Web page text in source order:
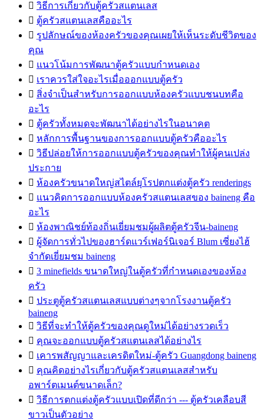
 วิธีการเกี่ยวกับตู้ครัวสแตนเลส
 ตู้ครัวสแตนเลสคืออะไร
 รูปลักษณ์ของห้องครัวของคุณเผยให้เห็นระดับชีวิตของ
คุณ
 แนวโน้มการพัฒนาตู้ครัวแบบกำหนดเอง
 เราควรใส่ใจอะไรเมื่อออกแบบตู้ครัว
 สิ่งจำเป็นสำหรับการออกแบบห้องครัวแบบชนบทคือ
อะไร
 ตู้ครัวทั้งหมดจะพัฒนาได้อย่างไรในอนาคต
 หลักการพื้นฐานของการออกแบบตู้ครัวคืออะไร
 วิธีปล่อยให้การออกแบบตู้ครัวของคุณทำให้ผู้คนเปล่ง
ประกาย
 ห้องครัวขนาดใหญ่สไตล์ยุโรปตกแต่งตู้ครัว renderings
 แนวคิดการออกแบบห้องครัวสแตนเลสของ baineng คือ
อะไร
 ห้องพาณิชย์ท้องถิ่นเยี่ยมชมผู้ผลิตตู้ครัวจีน-baineng
 ผู้จัดการทั่วไปของฮาร์ดแวร์เฟอร์นิเจอร์ Blum เซี่ยงไฮ้
จำกัดเยี่ยมชม baineng
 3 minefields ขนาดใหญ่ในตู้ครัวที่กำหนดเองของห้อง
ครัว
 ประตูตู้ครัวสแตนเลสแบบต่างๆจากโรงงานตู้ครัว
baineng
 วิธีที่จะทำให้ตู้ครัวของคุณดูใหม่ได้อย่างรวดเร็ว
 คุณจะออกแบบตู้ครัวสแตนเลสได้อย่างไร
 เคารพสัญญาและเครดิตใหม่-ตู้ครัว Guangdong baineng
 คุณคิดอย่างไรเกี่ยวกับตู้ครัวสแตนเลสสำหรับ
อพาร์ตเมนต์ขนาดเล็ก?
 วิธีการตกแต่งตู้ครัวแบบเปิดที่ดีกว่า --- ตู้ครัวเคลือบสี
ขาวเป็นตัวอย่าง